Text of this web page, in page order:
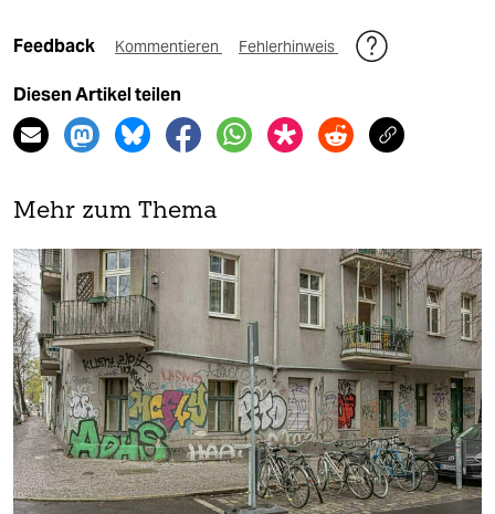
Feedback Kommentieren Fehlerhinweis
Diesen Artikel teilen
Mehr zum Thema